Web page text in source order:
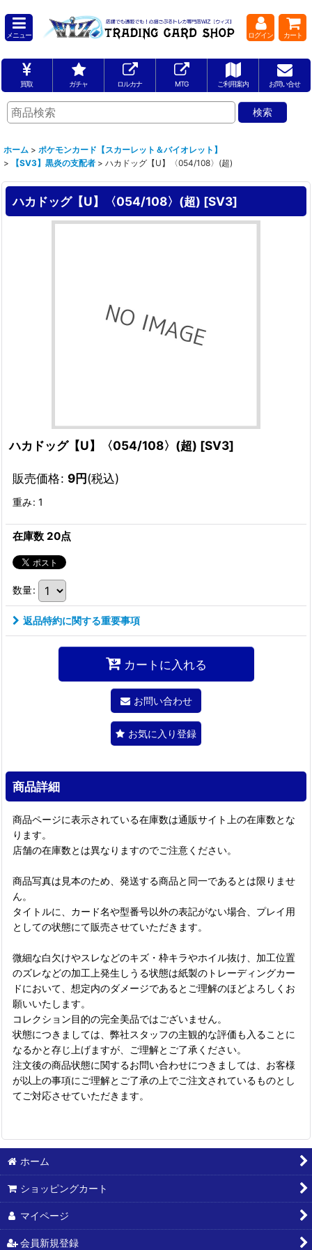
メニュー ログイン カート
買取 ガチャ ロルカナ MTG ご利用案内 お問い合せ
ホーム > ポケモンカード【スカーレット＆バイオレット】
>
【SV3】黒炎の支配者 > ハカドッグ【U】〈054/108〉(超)
ハカドッグ【U】〈054/108〉(超) [SV3]
ハカドッグ【U】〈054/108〉(超) [SV3]
販売価格: 9円(税込)
重み: 1
在庫数 20点
数量:
返品特約に関する重要事項
カートに入れる
お問い合わせ
お気に入り登録
商品詳細
商品ページに表示されている在庫数は通販サイト上の在庫数とな
ります。
店舗の在庫数とは異なりますのでご注意ください。
商品写真は見本のため、発送する商品と同一であるとは限りませ
ん。
タイトルに、カード名や型番号以外の表記がない場合、プレイ用
としての状態にて販売させていただきます。
微細な白欠けやスレなどのキズ・枠キラやホイル抜け、加工位置
のズレなどの加工上発生しうる状態は紙製のトレーディングカー
ドにおいて、想定内のダメージであるとご理解のほどよろしくお
願いいたします。
コレクション目的の完全美品ではございません。
状態につきましては、弊社スタッフの主観的な評価も入ることに
なるかと存じ上げますが、ご理解とご了承ください。
注文後の商品状態に関するお問い合わせにつきましては、お客様
が以上の事項にご理解とご了承の上でご注文されているものとし
てご対応させていただきます。
ホーム
ショッピングカート
マイページ
会員新規登録